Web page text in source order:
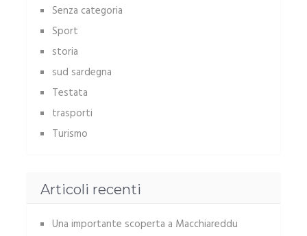
Senza categoria
Sport
storia
sud sardegna
Testata
trasporti
Turismo
Articoli recenti
Una importante scoperta a Macchiareddu